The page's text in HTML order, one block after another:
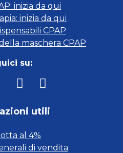
inizia da qui
inizia da qui
CPAP
maschera CPAP
su:
utili
al 4%
di vendita